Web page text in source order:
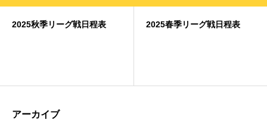
2025秋季リーグ戦日程表 2025春季リーグ戦日程表
アーカイブ